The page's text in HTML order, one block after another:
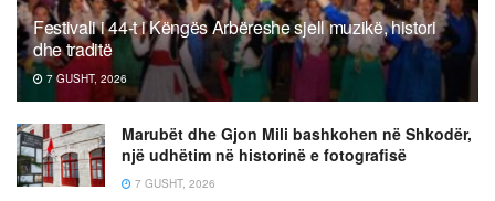
Festivali i 44-t i Këngës Arbëreshe sjell muzikë, histori
dhe traditë
7 GUSHT, 2026
Marubët dhe Gjon Mili bashkohen në Shkodër,
një udhëtim në historinë e fotografisë
7 GUSHT, 2026